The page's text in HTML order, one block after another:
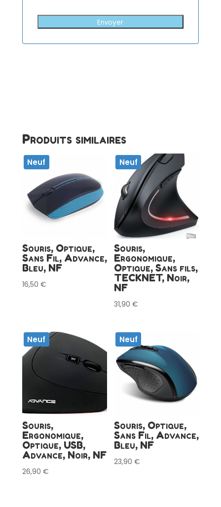
Envoyer
Produits similaires
Neuf
Souris, Optique,
Sans Fil, Advance,
Bleu, NF
16,50 €
Neuf
Souris,
Ergonomique,
Optique, Sans fils,
TECKNET, Noir,
NF
31,90€
Neuf
Souris,
Ergonomique,
Optique, USB,
Advance, Noir, NF
26,90 €
Neuf
Souris, Optique,
Sans Fil, Advance,
Bleu, NF
23,90€